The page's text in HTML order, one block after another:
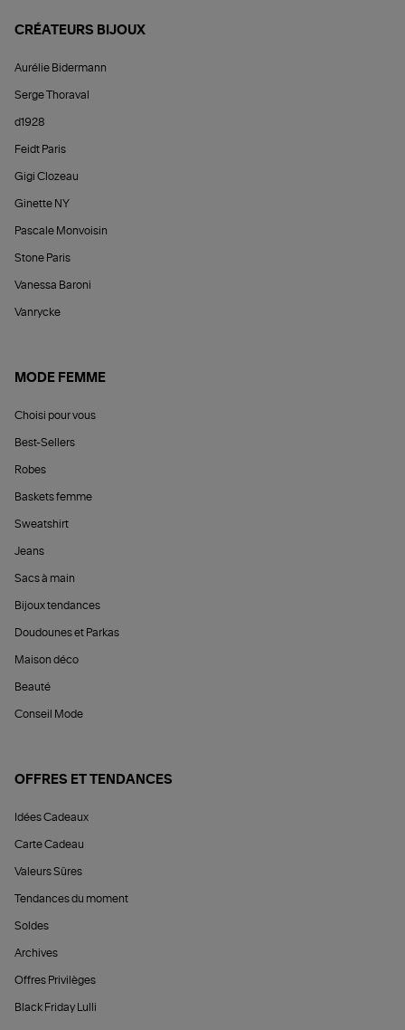
CRÉATEURS BIJOUX
Aurélie Bidermann
Serge Thoraval
d1928
Feidt Paris
Gigi Clozeau
Ginette NY
Pascale Monvoisin
Stone Paris
Vanessa Baroni
Vanrycke
MODE FEMME
Choisi pour vous
Best-Sellers
Robes
Baskets femme
Sweatshirt
Jeans
Sacs à main
Bijoux tendances
Doudounes et Parkas
Maison déco
Beauté
Conseil Mode
OFFRES ET TENDANCES
Idées Cadeaux
Carte Cadeau
Valeurs Sûres
Tendances du moment
Soldes
Archives
Offres Privilèges
Black Friday Lulli